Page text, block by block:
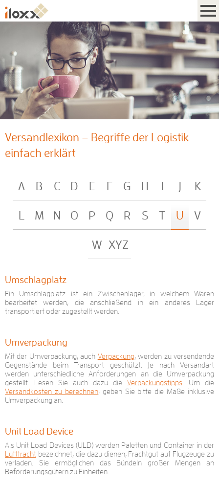
Versandlexikon – Begriffe der Logistik
einfach erklärt
A B C D E F G H K
M N O P Q R S T U V
W XYZ
Umschlagplatz
Ein Umschlagplatz ist ein Zwischenlager, in welchem Waren
bearbeitet werden, die anschließend in ein anderes Lager
transportiert oder zugestellt werden.
Umverpackung
Mit der Umverpackung, auch Verpackung, werden zu versendende
Gegenstände beim Transport geschützt. Je nach Versandart
werden unterschiedliche Anforderungen an die Umverpackung
gestellt. Lesen Sie auch dazu die Verpackungstipps . Um die
Versandkosten zu berechnen, geben Sie bitte die Maße inklusive
Umverpackung an.
Unit Load Device
Als Unit Load Devices (ULD) werden Paletten und Container in der
Luftfracht bezeichnet, die dazu dienen, Frachtgut auf Flugzeuge zu
verladen. Sie ermöglichen das Bündeln großer Mengen an
Beförderungsgütern zu Einheiten.